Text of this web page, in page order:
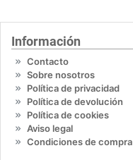
Información
Contacto
Sobre nosotros
Política de privacidad
Política de devolución
Política de cookies
Aviso legal
Condiciones de compra